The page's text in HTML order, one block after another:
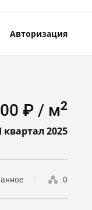
Авторизация
₽ / м2
квартал 2025
0